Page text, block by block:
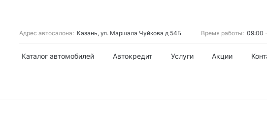
Адрес автосалона: Казань, ул. Маршала Чуйкова д 54Б Время работы: 09:00
Каталог автомобилей Автокредит Услуги Акции